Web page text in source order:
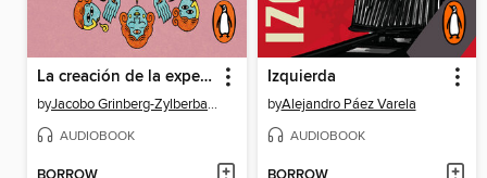
La creación de la experiencia
by Jacobo Grinberg-Zylberbaum
AUDIOBOOK
Izquierda
byAlejandro Páez Varela
AUDIOBOOK